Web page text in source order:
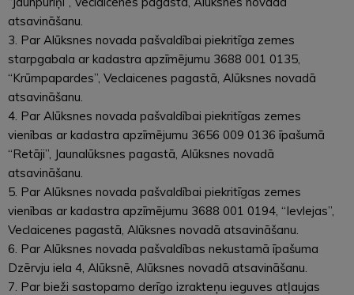
atsavināšanu.
3. Par Alūksnes novada pašvaldībai piekritīga zemes
starpgabala ar kadastra apzīmējumu 3688 001 0135,
“Krūmpapardes”, Veclaicenes pagastā, Alūksnes novadā
atsavināšanu.
4. Par Alūksnes novada pašvaldībai piekritīgas zemes
vienības ar kadastra apzīmējumu 3656 009 0136 īpašumā
“Retāji”, Jaunalūksnes pagastā, Alūksnes novadā
atsavināšanu.
5. Par Alūksnes novada pašvaldībai piekritīgas zemes
vienības ar kadastra apzīmējumu 3688 001 0194, “Ievlejas”,
Veclaicenes pagastā, Alūksnes novadā atsavināšanu.
6. Par Alūksnes novada pašvaldības nekustamā īpašuma
Dzērvju iela 4, Alūksnē, Alūksnes novadā atsavināšanu.
7. Par bieži sastopamo derīgo izrakteņu ieguves atļaujas